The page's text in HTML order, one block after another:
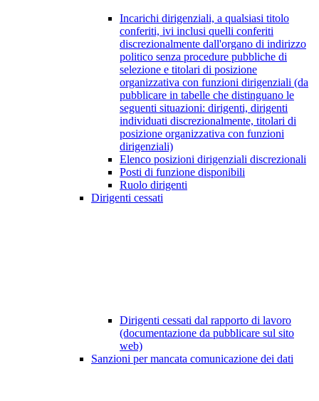
Incarichi dirigenziali, a qualsiasi titolo
conferiti, ivi inclusi quelli conferiti
discrezionalmente dall'organo di indirizzo
politico senza procedure pubbliche di
selezione e titolari di posizione
organizzativa con funzioni dirigenziali (da
pubblicare in tabelle che distinguano le
seguenti situazioni: dirigenti, dirigenti
individuati discrezionalmente, titolari di
posizione organizzativa con funzioni
dirigenziali)
Elenco posizioni dirigenziali discrezionali
Posti di funzione disponibili
Ruolo dirigenti
Dirigenti cessati
Dirigenti cessati dal rapporto di lavoro
(documentazione da pubblicare sul sito
web)
Sanzioni per mancata comunicazione dei dati